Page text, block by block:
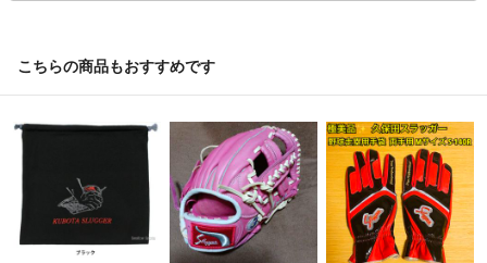
・お客様都合で受け取れなかった場合は、配送業者の規定に従って当店
・品質管理には充分留意しておりますが、万一ご注文の商品と内容が違
う場合や、商品の破損・傷みなど品質上の問題があった場合には、商品
到着後7日以内まで御連絡ください。
・なお、お客様のご都合による返品・交換はお受けできません。
こちらの商品もおすすめです